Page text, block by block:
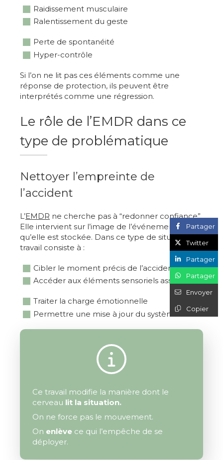
Raidissement musculaire
Ralentissement du geste
Perte de spontanéité
Hyper-contrôle
Si l’on ne lit pas ces éléments comme une
réponse de protection, ils peuvent être
interprétés comme une régression.
Le rôle de l’EMDR dans ce
type de problématique
Nettoyer l’empreinte de
l’accident
L’EMDR ne cherche pas à “redonner confiance”.
Elle intervient sur l’image de l’événement telle
qu’elle est stockée. Dans ce type de situation, le
travail consiste à :
Cibler le moment précis de l’accident
Accéder aux éléments sensoriels associés
Traiter la charge émotionnelle
Permettre une mise à jour du système
Ce travail modifie la manière dont le
cerveau lit la situation.
On ne force pas le mouvement.
On enlève ce qui l’empêche de se
déployer.
Partager
Twitter
Partager
Partager
Envoyer
Copier